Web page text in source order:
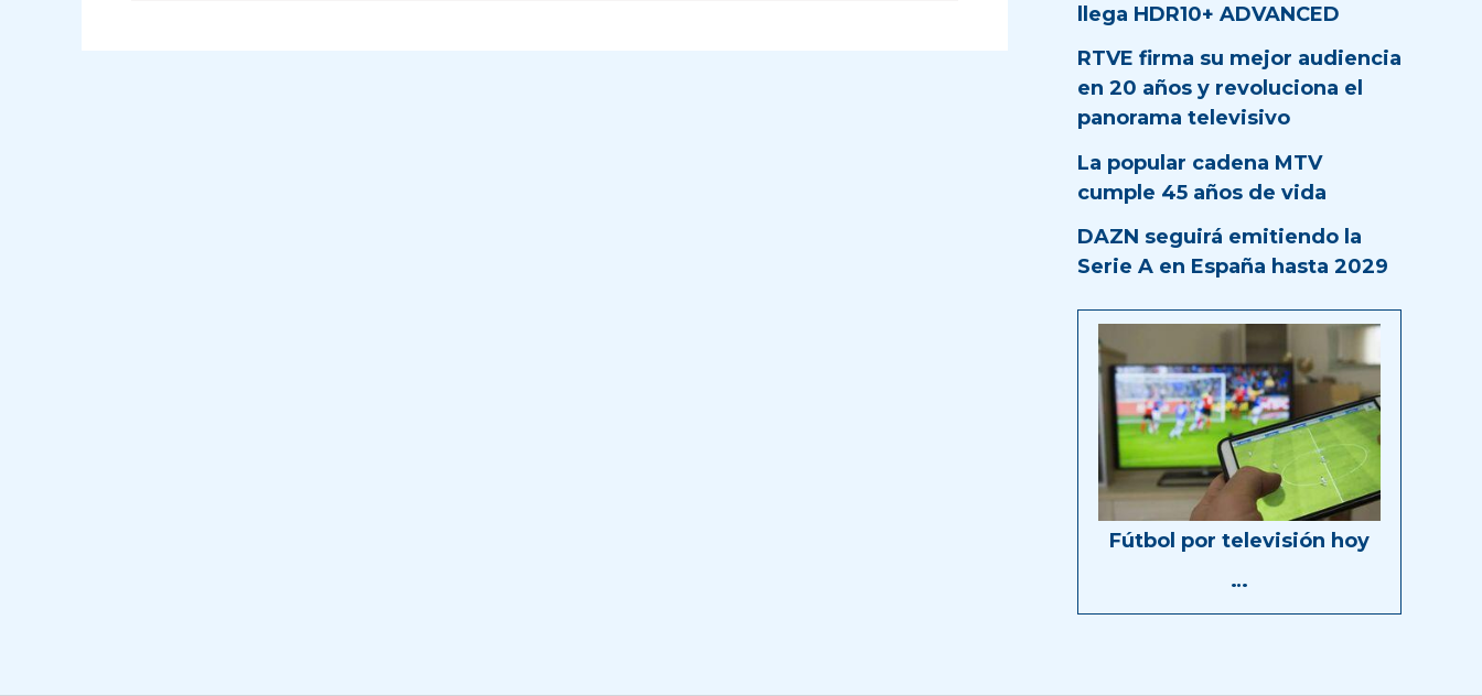
llega HDR10+ ADVANCED
RTVE firma su mejor audiencia
en 20 años y revoluciona el
panorama televisivo
La popular cadena MTV
cumple 45 años de vida
DAZN seguirá emitiendo la
Serie A en España hasta 2029
Fútbol por televisión hoy
…